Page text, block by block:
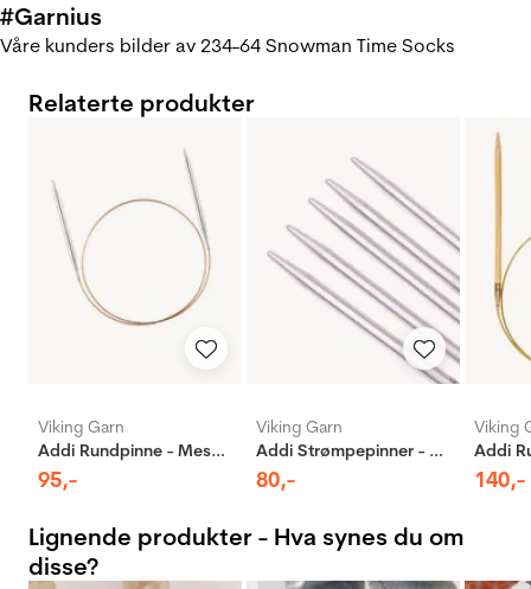
#Garnius
Våre kunders bilder av 234-64 Snowman Time Socks
Relaterte produkter
Viking Garn
Addi Rundpinne - Messing
95,-
Viking Garn
Addi Strømpepinner - Aluminium
80,-
Viking
140,-
Lignende produkter - Hva synes du om
disse?